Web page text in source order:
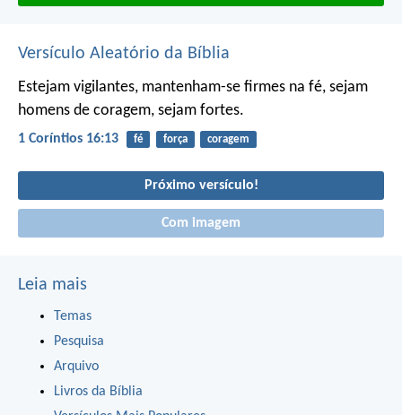
Versículo Aleatório da Bíblia
Estejam vigilantes, mantenham-se firmes na fé, sejam
homens de coragem, sejam fortes.
1 Coríntios 16:13 fé força coragem
Próximo versículo!
Com imagem
Leia mais
Temas
Pesquisa
Arquivo
Livros da Bíblia